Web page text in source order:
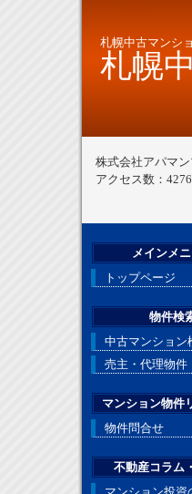
札幌中古マンシ
札幌
株式会社アパマ
アクセス数：
メインメ
トップページ
物件検
中古マンション
売主・代理物件
マンション物件
物件問合せ
不動産コラム